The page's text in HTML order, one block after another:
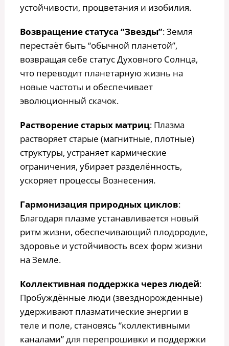
устойчивости, процветания и изобилия.
Возвращение статуса “Звезды”: Земля
перестаёт быть “обычной планетой”,
возвращая себе статус Духовного Солнца,
что переводит планетарную жизнь на
новые частоты и обеспечивает
эволюционный скачок.
Растворение старых матриц: Плазма
растворяет старые (магнитные, плотные)
структуры, устраняет кармические
ограничения, убирает разделённость,
ускоряет процессы Вознесения.
Гармонизация природных циклов:
Благодаря плазме устанавливается новый
ритм жизни, обеспечивающий плодородие,
здоровье и устойчивость всех форм жизни
на Земле.
Коллективная поддержка через людей:
Пробуждённые люди (звезднорожденные)
удерживают плазматические энергии в
теле и поле, становясь “коллективными
каналами” для перепрошивки и поддержки